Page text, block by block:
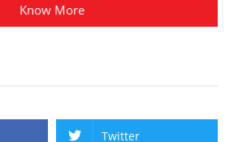
Know More
Twitter